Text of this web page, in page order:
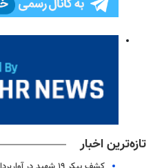
تازه‌ترین اخبار